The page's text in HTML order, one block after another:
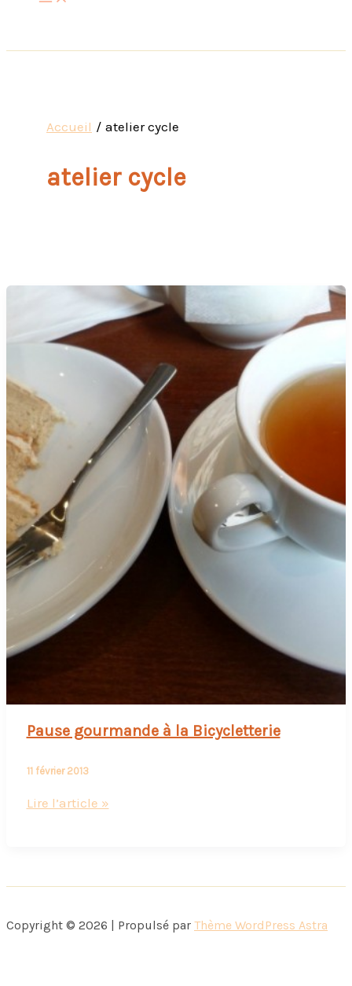
Accueil atelier cycle
atelier cycle
Pause gourmande à la Bicycletterie
11 février 2013
Pause
Bicycletterie
Lire l’article »
Copyright © 2026 | Propulsé par Thème WordPress Astra